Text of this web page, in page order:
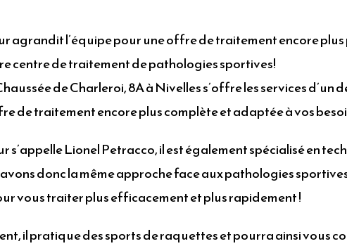
agrandit l’équipe pour une offre de traitement encore
centre de traitement de pathologies sportives!
de Charleroi, 8A à Nivelles s’offre les services
de traitement encore plus complète et adaptée à vos
s’appelle Lionel Petracco, il est également spécialisé en
donc la même approche face aux pathologies
vous traiter plus efficacement et plus rapidement !
il pratique des sports de raquettes et pourra ainsi vous